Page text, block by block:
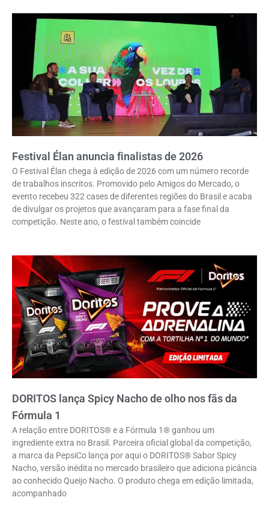
Festival Élan anuncia finalistas de 2026
O Festival Élan chega à edição de 2026 com um número recorde
de trabalhos inscritos. Promovido pelo Amigos do Mercado, o
evento recebeu 322 cases de diferentes regiões do Brasil e acaba
de divulgar os projetos que avançaram para a fase final da
competição. Neste ano, o festival também coincide
DORITOS lança Spicy Nacho de olho nos fãs da
Fórmula 1
A relação entre DORITOS® e a Fórmula 1® ganhou um
ingrediente extra no Brasil. Parceira oficial global da competição,
a marca da PepsiCo lança por aqui o DORITOS® Sabor Spicy
Nacho, versão inédita no mercado brasileiro que adiciona picância
ao conhecido Queijo Nacho. O produto chega em edição limitada,
acompanhado